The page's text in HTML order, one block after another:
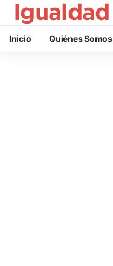
Inicio Quiénes Somos